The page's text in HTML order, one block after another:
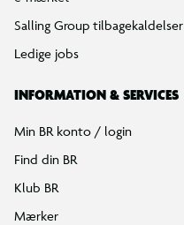
Salling Group tilbagekaldelser
Ledige jobs
INFORMATION & SERVICES
Min BR konto / login
Find din BR
Klub BR
Mærker